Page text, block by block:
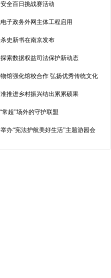
全百日挑战赛活动
子政务外网主体工程启用
史新书在南京发布
索数据权益司法保护新动态
馆强化馆校合作 弘扬优秀传统文化
推进乡村振兴结出累累硕果
常超”场外的守护联盟
办“宪法护航美好生活”主题游园会